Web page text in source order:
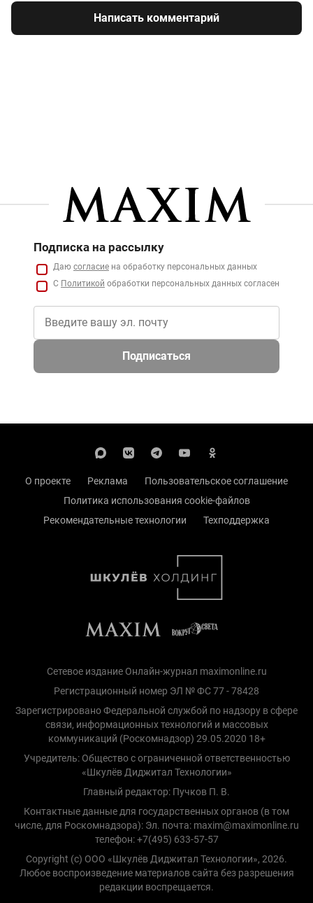
Написать комментарий
Подписка на рассылку
Даю согласие на обработку персональных данных
С Политикой обработки персональных данных согласен
Подписаться
О проекте Реклама
Пользовательское соглашение
Политика использования cookie-файлов
Рекомендательные технологии
Техподдержка
Сетевое издание Онлайн-журнал maximonline.ru
Регистрационный номер ЭЛ № ФС 77 - 78428
Зарегистрировано Федеральной службой по надзору в сфере
связи, информационных технологий и массовых
коммуникаций (Роскомнадзор) 29.05.2020 18+
Учредитель: Общество с ограниченной ответственностью
«Шкулёв Диджитал Технологии»
Главный редактор: Пучков П. В.
Контактные данные для государственных органов (в том
числе, для Роскомнадзора): Эл. почта: maxim@maximonline.ru
телефон: +7(495) 633-57-57
Copyright (с) ООО «Шкулёв Диджитал Технологии», 2026.
Любое воспроизведение материалов сайта без разрешения
редакции воспрещается.